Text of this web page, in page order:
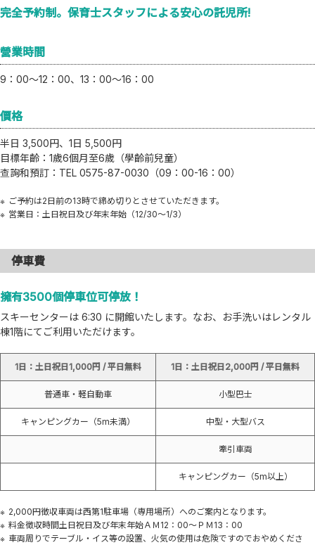
完全予約制。保育士スタッフによる安心の託児所!
營業時間
9：00〜12：00、13：00〜16：00
價格
半日 3,500円、1日 5,500円
目標年齡：1歲6個月至6歲（學齡前兒童）
查詢和預訂：TEL 0575-87-0030（09：00-16：00）
ご予約は2日前の13時で締め切りとさせていただきます。
営業日：土日祝日及び年末年始（12/30～1/3）
停車費
擁有3500個停車位可停放！
スキーセンターは 6:30 に開館いたします。なお、お手洗いはレンタル
棟1階にてご利用いただけます。
1日：土日祝日1,000円 / 平日無料 1日：土日祝日2,000円 / 平日無料
普通車・軽自動車 小型巴士
キャンピングカー（5m未満） 中型・大型バス
牽引車両
キャンピングカー（5m以上）
2,000円徴収車両は西第1駐車場（専用場所）へのご案内となります。
料金徴収時間土日祝日及び年末年始ＡＭ12：00～ＰＭ13：00
車両周りでテーブル・イス等の設置、火気の使用は危険ですのでおやめくださ